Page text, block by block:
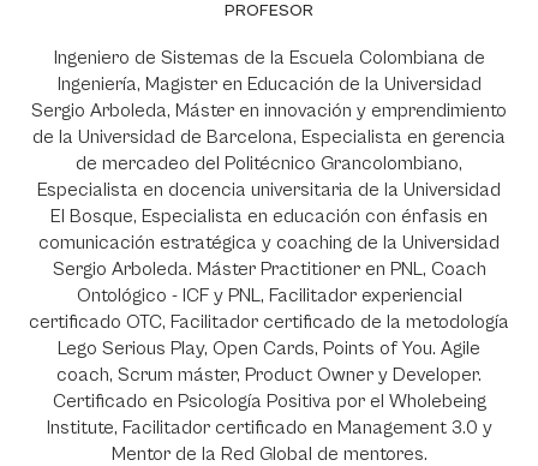
PROFESOR
Ingeniero de Sistemas de la Escuela Colombiana de
Ingeniería, Magister en Educación de la Universidad
Sergio Arboleda, Máster en innovación y emprendimiento
de la Universidad de Barcelona, Especialista en gerencia
de mercadeo del Politécnico Grancolombiano,
Especialista en docencia universitaria de la Universidad
El Bosque, Especialista en educación con énfasis en
comunicación estratégica y coaching de la Universidad
Sergio Arboleda. Máster Practitioner en PNL, Coach
Ontológico - ICF y PNL, Facilitador experiencial
certificado OTC, Facilitador certificado de la metodología
Lego Serious Play, Open Cards, Points of You. Agile
coach, Scrum máster, Product Owner y Developer.
Certificado en Psicología Positiva por el Wholebeing
Institute, Facilitador certificado en Management 3.0 y
Mentor de la Red Global de mentores.